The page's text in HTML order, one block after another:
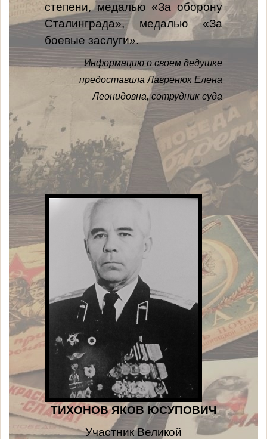
степени, медалью «За оборону
Сталинграда», медалью «За
боевые заслуги».
Информацию о своем дедушке
предоставила Лавренюк Елена
Леонидовна, сотрудник суда
ТИХОНОВ ЯКОВ ЮСУПОВИЧ
Участник Великой